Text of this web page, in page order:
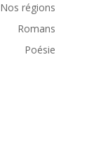
Nos régions
Romans
Poésie